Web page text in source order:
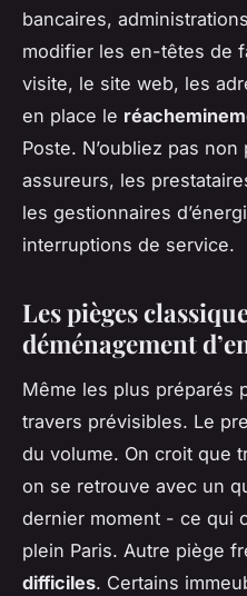
bancaires,
modifier les en-têtes de
visite, le site web, les
en place le
Poste. N’oubliez pas
assureurs, les
les gestionnaires
interruptions de service.
Les pièges
déménagement
Même les plus préparés
travers prévisibles. Le
du volume. On croit que
on se retrouve avec un
dernier moment - ce qui
plein Paris. Autre piège
difficiles. Certains